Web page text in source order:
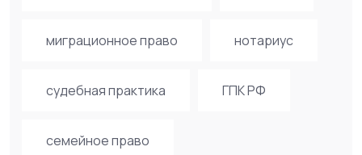
миграционное право нотариус
судебная практика ГПК РФ
семейное право